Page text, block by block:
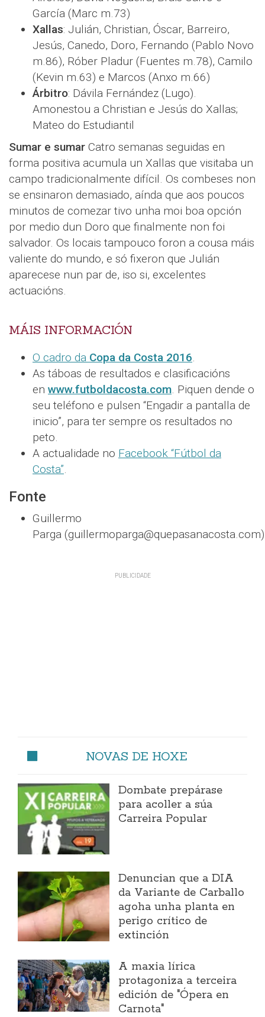
García (Marc m.73)
Xallas: Julián, Christian, Óscar, Barreiro,
Jesús, Canedo, Doro, Fernando (Pablo Novo
m.86), Róber Pladur (Fuentes m.78), Camilo
(Kevin m.63) e Marcos (Anxo m.66)
Árbitro: Dávila Fernández (Lugo).
Amonestou a Christian e Jesús do Xallas;
Mateo do Estudiantil
Sumar e sumar Catro semanas seguidas en
forma positiva acumula un Xallas que visitaba un
campo tradicionalmente difícil. Os combeses non
se ensinaron demasiado, aínda que aos poucos
minutos de comezar tivo unha moi boa opción
por medio dun Doro que finalmente non foi
salvador. Os locais tampouco foron a cousa máis
valiente do mundo, e só fixeron que Julián
aparecese nun par de, iso si, excelentes
actuacións.
MÁIS INFORMACIÓN
O cadro da Copa da Costa 2016.
As táboas de resultados e clasificacións
en www.futboldacosta.com. Piquen dende o
seu teléfono e pulsen “Engadir a pantalla de
inicio”, para ter sempre os resultados no
peto.
A actualidade no Facebook “Fútbol da
Costa”.
Fonte
Guillermo
Parga
NOVAS DE HOXE
Dombate prepárase
para acoller a súa
Carreira Popular
Denuncian que a DIA
da Variante de Carballo
agoha unha planta en
perigo crítico de
extinción
A maxia lírica
protagoniza a terceira
edición de "Ópera en
Carnota"